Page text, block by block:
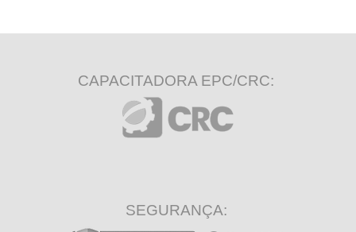
CAPACITADORA EPC/CRC:
SEGURANÇA: